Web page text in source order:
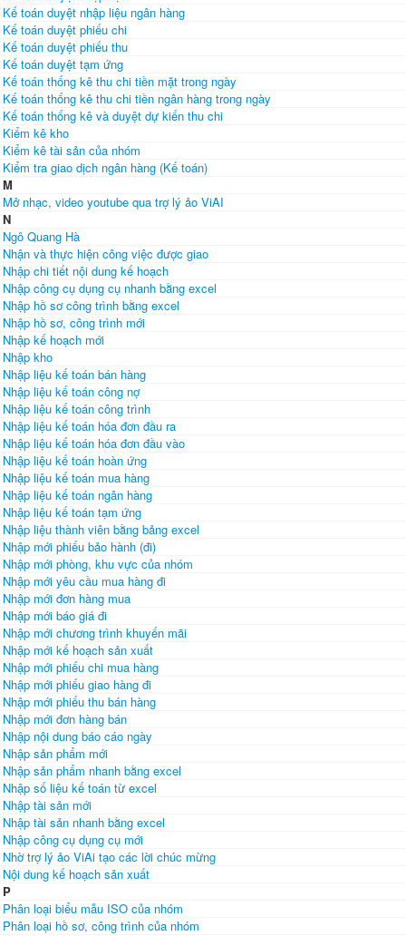
Kế toán duyệt nhập liệu ngân hàng
Kế toán duyệt phiếu chi
Kế toán duyệt phiếu thu
Kế toán duyệt tạm ứng
Kế toán thống kê thu chi tiền mặt trong ngày
Kế toán thống kê thu chi tiền ngân hàng trong ngày
Kế toán thống kê và duyệt dự kiến thu chi
Kiểm kê kho
Kiểm kê tài sản của nhóm
Kiểm tra giao dịch ngân hàng (Kế toán)
M
Mở nhạc, video youtube qua trợ lý ảo ViAI
N
Ngô Quang Hà
Nhận và thực hiện công việc được giao
Nhập chi tiết nội dung kế hoạch
Nhập công cụ dụng cụ nhanh bằng excel
Nhập hồ sơ công trình bằng excel
Nhập hồ sơ, công trình mới
Nhập kế hoạch mới
Nhập kho
Nhập liệu kế toán bán hàng
Nhập liệu kế toán công nợ
Nhập liệu kế toán công trình
Nhập liệu kế toán hóa đơn đầu ra
Nhập liệu kế toán hóa đơn đầu vào
Nhập liệu kế toán hoàn ứng
Nhập liệu kế toán mua hàng
Nhập liệu kế toán ngân hàng
Nhập liệu kế toán tạm ứng
Nhập liệu thành viên bằng bảng excel
Nhập mới phiếu bảo hành (đi)
Nhập mới phòng, khu vực của nhóm
Nhập mới yêu cầu mua hàng đi
Nhập mới đơn hàng mua
Nhập mới báo giá đi
Nhập mới chương trình khuyến mãi
Nhập mới kế hoạch sản xuất
Nhập mới phiếu chi mua hàng
Nhập mới phiếu giao hàng đi
Nhập mới phiếu thu bán hàng
Nhập mới đơn hàng bán
Nhập nội dung báo cáo ngày
Nhập sản phẩm mới
Nhập sản phẩm nhanh bằng excel
Nhập số liệu kế toán từ excel
Nhập tài sản mới
Nhập tài sản nhanh bằng excel
Nhập công cụ dụng cụ mới
Nhờ trợ lý ảo ViAi tạo các lời chúc mừng
Nội dung kế hoạch sản xuất
P
Phân loại biểu mẫu ISO của nhóm
Phân loại hồ sơ, công trình của nhóm